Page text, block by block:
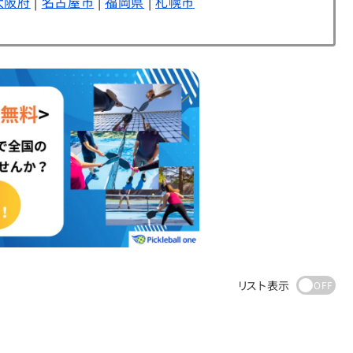
リスト表示